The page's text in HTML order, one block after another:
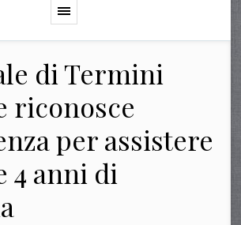
di Termini
riconosce
per assistere
4 anni di